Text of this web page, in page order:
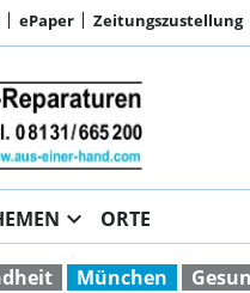
ePaper Zeitungszustellung
expand_more ORTE
München